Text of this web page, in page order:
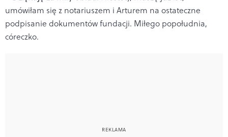
umówiłam się z notariuszem i Arturem na ostateczne
podpisanie dokumentów fundacji. Miłego popołudnia,
córeczko.